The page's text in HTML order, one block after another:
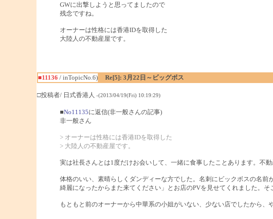
GWに出撃しようと思ってましたので
残念ですね。
オーナーは性格には香港IDを取得した
大陸人の不動産屋です。
■11136 / inTopicNo.6)
Re[5]: 3月22日～ビッグボス
□投稿者/ 日式香港人 -(2013/04/19(Fri) 10:19:29)
■No11135に返信(非一般さんの記事)
非一般さん
> オーナーは性格には香港IDを取得した
> 大陸人の不動産屋です。
実は社長さんとは1度だけお会いして、一緒に食事したことあります。不
体格のいい、素晴らしくダンディーな方でした。名刺にビックボスの名
綺麗になったからまた来てください」とお店のPVを見せてくれました。そ
もともと前のオーナーから中華系の小姐がいない、少ない店でしたから